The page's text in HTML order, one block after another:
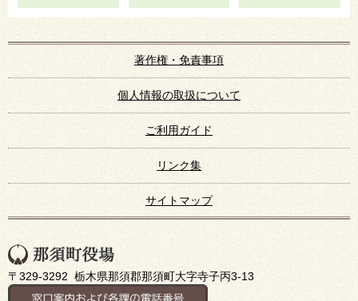
著作権・免責事項
個人情報の取扱について
ご利用ガイド
リンク集
サイトマップ
〒329-3292 栃木県那須郡那須町大字寺子丙3-13